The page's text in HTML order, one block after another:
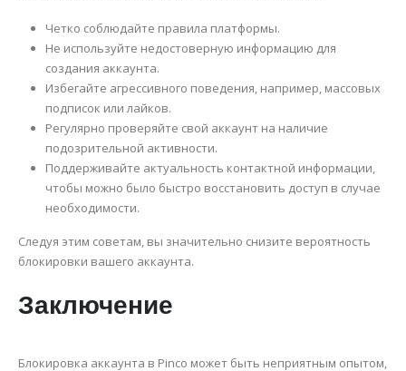
Четко соблюдайте правила платформы.
Не используйте недостоверную информацию для
создания аккаунта.
Избегайте агрессивного поведения, например, массовых
подписок или лайков.
Регулярно проверяйте свой аккаунт на наличие
подозрительной активности.
Поддерживайте актуальность контактной информации,
чтобы можно было быстро восстановить доступ в случае
необходимости.
Следуя этим советам, вы значительно снизите вероятность
блокировки вашего аккаунта.
Заключение
Блокировка аккаунта в Pinco может быть неприятным опытом,